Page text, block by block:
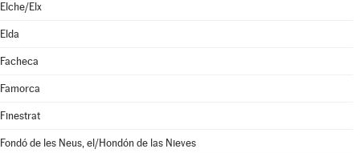
Elche/Elx
Elda
Facheca
Famorca
Finestrat
Fondó de les Neus, el/Hondón de las Nieves